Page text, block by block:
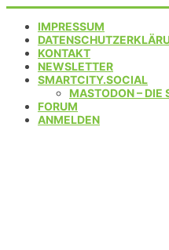
IMPRESSUM
KONTAKT
NEWSLETTER
SMARTCITY.SOCIAL
MASTODON – DIE
FORUM
ANMELDEN